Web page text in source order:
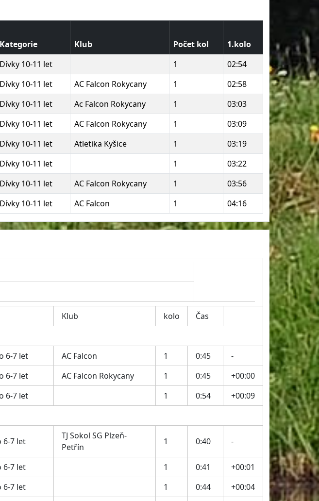
Kategorie Klub Počet kol
1.kolo
Dívky 10-11 let 1
02:54
Dívky 10-11 let AC Falcon Rokycany 1
02:58
Dívky 10-11 let Ac Falcon Rokycany 1
03:03
Dívky 10-11 let AC Falcon Rokycany 1
03:09
Dívky 10-11 let Atletika Kyšice 1
03:19
Dívky 10-11 let 1
03:22
Dívky 10-11 let AC Falcon Rokycany 1
03:56
Dívky 10-11 let AC Falcon 1 04:16
Klub kolo
Čas
6-7 let AC Falcon 1 0:45
-
6-7 let AC Falcon Rokycany 1 0:45
+00:00
6-7 let 1 0:54
+00:09
6-7 let
TJ Sokol SG Plzeň-
Petřín
1 0:40 -
6-7 let 1 0:41
+00:01
6-7 let 1 0:44
+00:04